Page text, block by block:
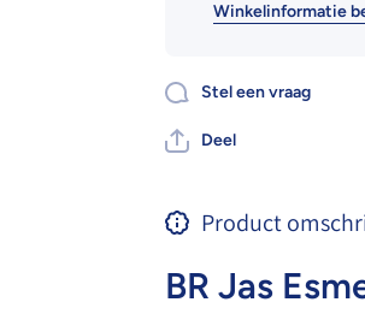
Winkelinformatie
Stel een vraag
Deel
Product
BR Jas